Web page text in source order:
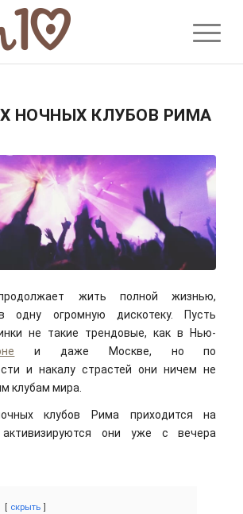
НОЧНЫХ КЛУБОВ РИМА
жить полной жизнью,
одну огромную дискотеку. Пусть
не такие трендовые, как в Нью-
и даже Москве, но по
и накалу страстей они ничем не
клубам мира.
клубов Рима приходится на
они уже с вечера
скрыть